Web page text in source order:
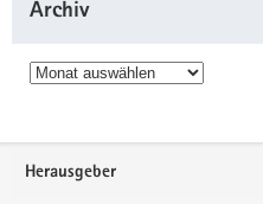
Archiv
Archiv
Service
Herausgeber